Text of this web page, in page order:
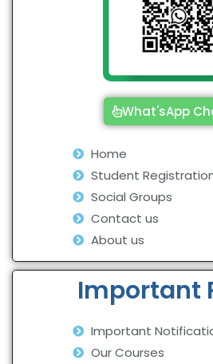
What'sApp
Home
Student
Social Groups
Contact us
About us
Important
Important
Our Courses